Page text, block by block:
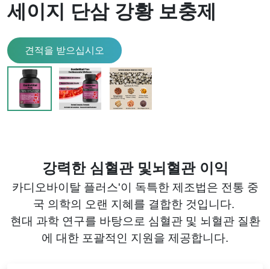
세이지 단삼 강황 보충제
견적을 받으십시오
강력한 심혈관 및뇌혈관 이익
카디오바이탈 플러스'이 독특한 제조법은 전통 중
국 의학의 오랜 지혜를 결합한 것입니다.
현대 과학 연구를 바탕으로 심혈관 및 뇌혈관 질환
에 대한 포괄적인 지원을 제공합니다.